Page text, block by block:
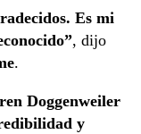
Es mi
, dijo
.
Doggenweiler
y